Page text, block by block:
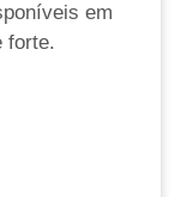
em
forte.